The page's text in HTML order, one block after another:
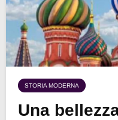
STORIA MODERNA
Una